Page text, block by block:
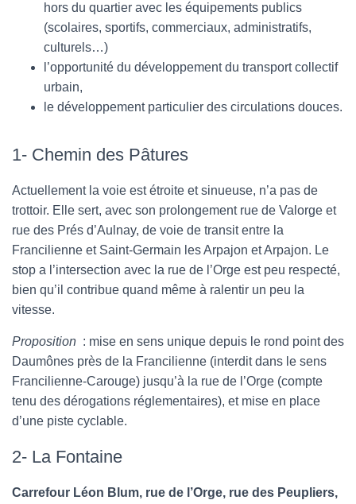
hors du quartier avec les équipements publics
(scolaires, sportifs, commerciaux, administratifs,
culturels…)
l’opportunité du développement du transport collectif
urbain,
le développement particulier des circulations douces.
1- Chemin des Pâtures
Actuellement la voie est étroite et sinueuse, n’a pas de
trottoir. Elle sert, avec son prolongement rue de Valorge et
rue des Prés d’Aulnay, de voie de transit entre la
Francilienne et Saint-Germain les Arpajon et Arpajon. Le
stop a l’intersection avec la rue de l’Orge est peu respecté,
bien qu’il contribue quand même à ralentir un peu la
vitesse.
Proposition : mise en sens unique depuis le rond point des
Daumônes près de la Francilienne (interdit dans le sens
Francilienne-Carouge) jusqu’à la rue de l’Orge (compte
tenu des dérogations réglementaires), et mise en place
d’une piste cyclable.
2- La Fontaine
Carrefour Léon Blum, rue de l’Orge, rue des Peupliers,